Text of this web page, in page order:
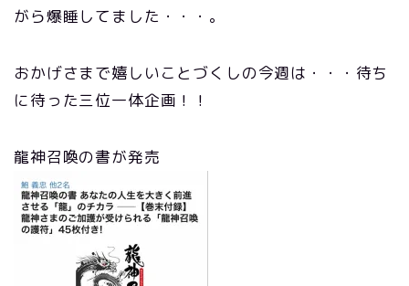
がら爆睡してました・・・。
おかげさまで嬉しいことづくしの今週は・・・待ち
に待った三位一体企画！！
龍神召喚の書が発売